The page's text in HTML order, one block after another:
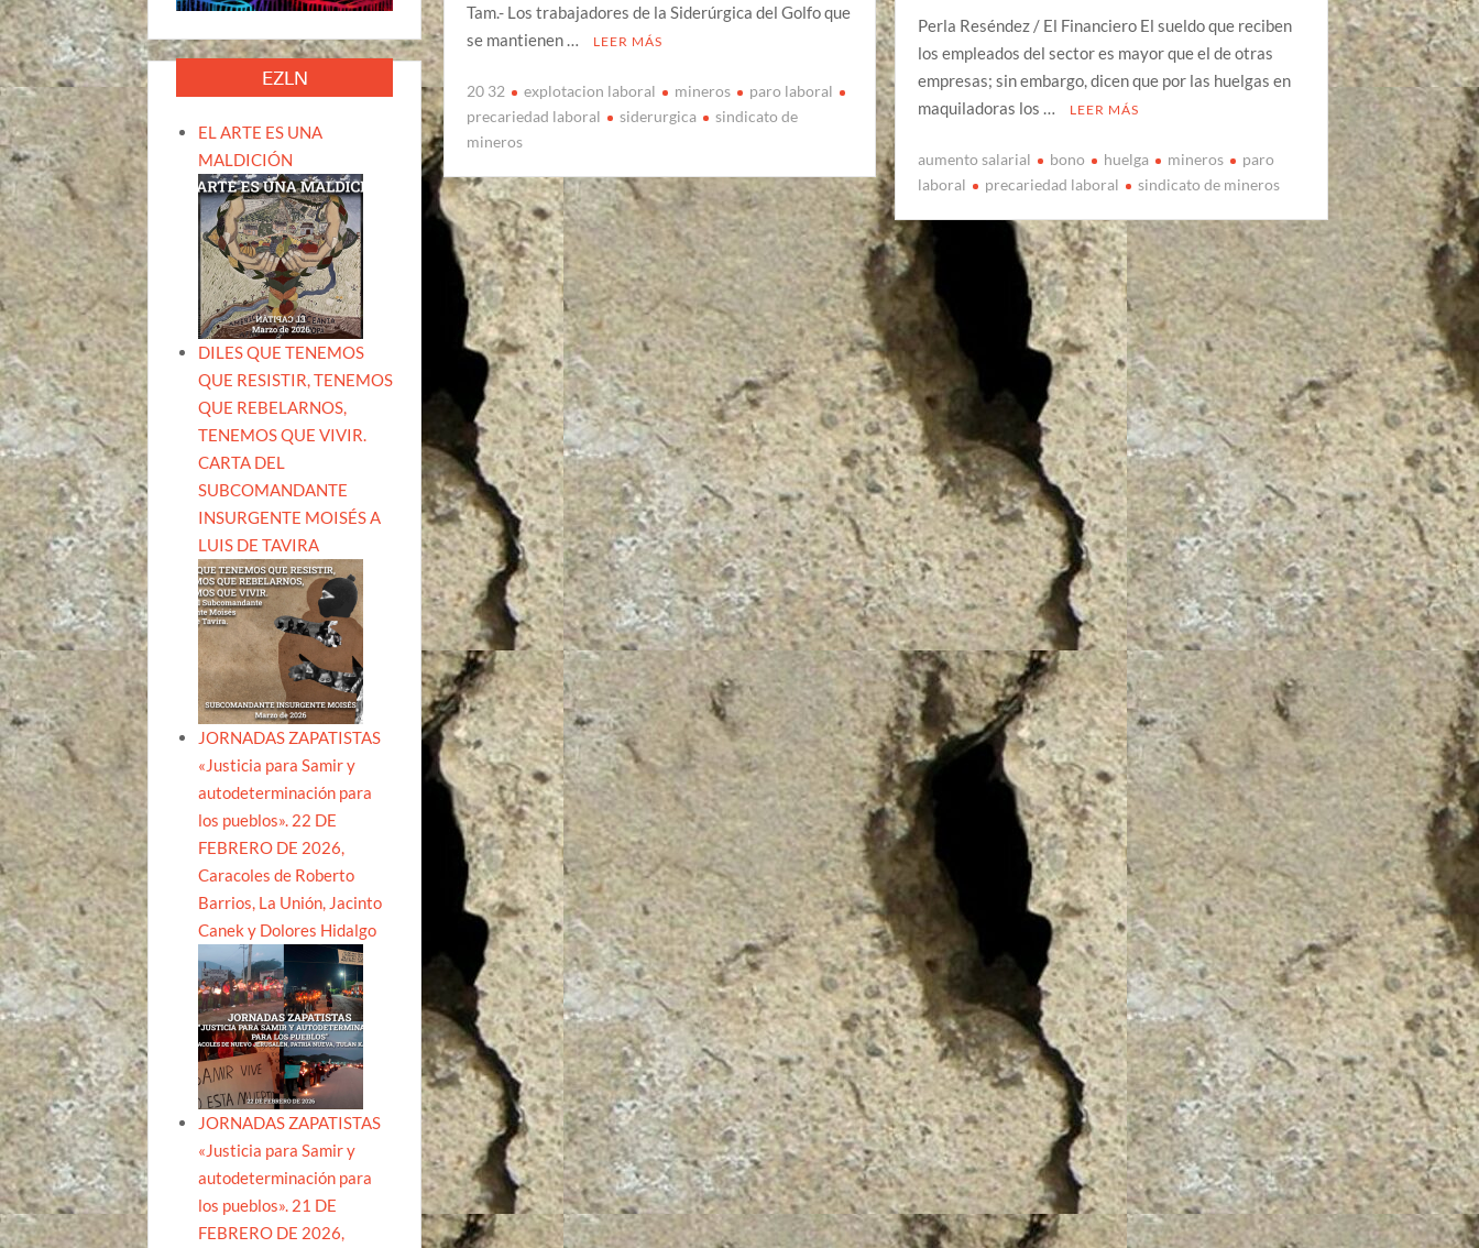
Tam.- Los trabajadores de la Siderúrgica del Golfo que
se mantienen …
LEER MÁS
20 32 explotacion laboral mineros
paro laboral
precariedad laboral
siderurgica
sindicato de
mineros
Perla Reséndez / El Financiero El sueldo que reciben
los empleados del sector es mayor que el de otras
empresas; sin embargo, dicen que por las huelgas en
maquiladoras los …
LEER MÁS
aumento salarial bono huelga mineros
paro
laboral
precariedad laboral sindicato de mineros
EZLN
EL ARTE ES UNA
MALDICIÓN
DILES QUE TENEMOS
QUE RESISTIR, TENEMOS
QUE REBELARNOS,
TENEMOS QUE VIVIR.
CARTA DEL
SUBCOMANDANTE
INSURGENTE MOISÉS A
LUIS DE TAVIRA
JORNADAS ZAPATISTAS
«Justicia para Samir y
autodeterminación para
los pueblos». 22 DE
FEBRERO DE 2026,
Caracoles de Roberto
Barrios, La Unión, Jacinto
Canek y Dolores Hidalgo
JORNADAS ZAPATISTAS
«Justicia para Samir y
autodeterminación para
los pueblos». 21 DE
FEBRERO DE 2026,